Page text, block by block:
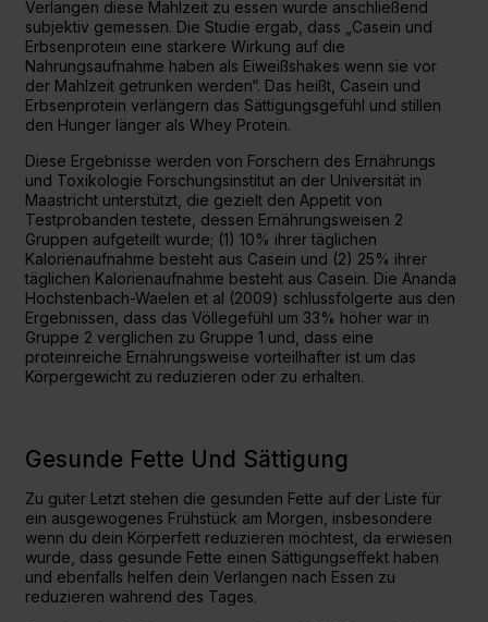
Verlangen diese Mahlzeit zu essen wurde anschließend
subjektiv gemessen. Die Studie ergab, dass „Casein und
Erbsenprotein eine stärkere Wirkung auf die
Nahrungsaufnahme haben als Eiweißshakes wenn sie vor
der Mahlzeit getrunken werden“. Das heißt, Casein und
Erbsenprotein verlängern das Sättigungsgefühl und stillen
den Hunger länger als Whey Protein.
Diese Ergebnisse werden von Forschern des Ernährungs
und Toxikologie Forschungsinstitut an der Universität in
Maastricht unterstützt, die gezielt den Appetit von
Testprobanden testete, dessen Ernährungsweisen 2
Gruppen aufgeteilt wurde; (1) 10% ihrer täglichen
Kalorienaufnahme besteht aus Casein und (2) 25% ihrer
täglichen Kalorienaufnahme besteht aus Casein. Die Ananda
Hochstenbach-Waelen et al (2009) schlussfolgerte aus den
Ergebnissen, dass das Völlegefühl um 33% höher war in
Gruppe 2 verglichen zu Gruppe 1 und, dass eine
proteinreiche Ernährungsweise vorteilhafter ist um das
Körpergewicht zu reduzieren oder zu erhalten.
Gesunde Fette Und Sättigung
Zu guter Letzt stehen die gesunden Fette auf der Liste für
ein ausgewogenes Frühstück am Morgen, insbesondere
wenn du dein Körperfett reduzieren möchtest, da erwiesen
wurde, dass gesunde Fette einen Sättigungseffekt haben
und ebenfalls helfen dein Verlangen nach Essen zu
reduzieren während des Tages.